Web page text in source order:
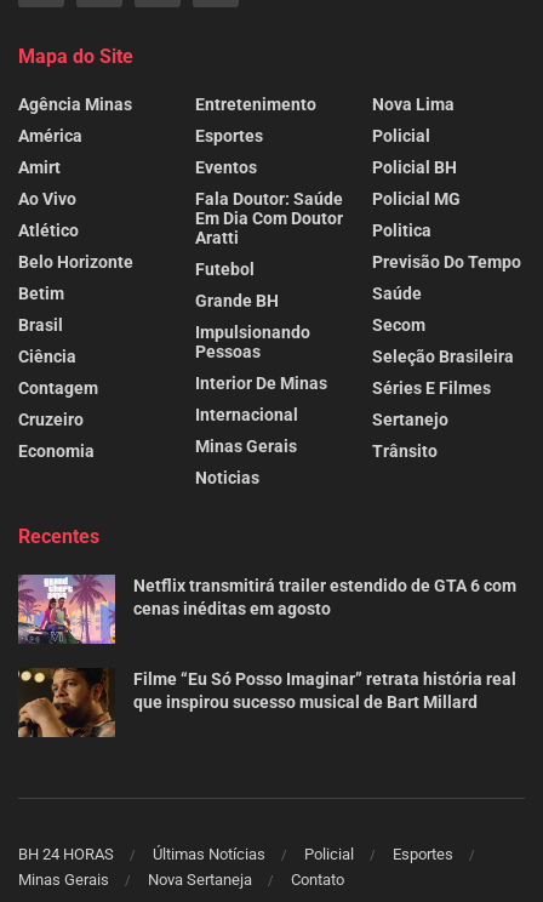
Mapa do Site
Agência Minas
América
Amirt
Ao Vivo
Atlético
Belo Horizonte
Betim
Brasil
Ciência
Contagem
Cruzeiro
Economia
Entretenimento
Esportes
Eventos
Fala Doutor: Saúde
Em Dia Com Doutor
Aratti
Futebol
Grande BH
Impulsionando
Pessoas
Interior De Minas
Internacional
Minas Gerais
Noticias
Nova Lima
Policial
Policial BH
Policial MG
Politica
Previsão Do Tempo
Saúde
Secom
Seleção Brasileira
Séries E Filmes
Sertanejo
Trânsito
Recentes
Netflix transmitirá trailer estendido de GTA 6 com
cenas inéditas em agosto
Filme “Eu Só Posso Imaginar” retrata história real
que inspirou sucesso musical de Bart Millard
BH 24 HORAS Últimas Notícias Policial
Esportes
Minas Gerais
Nova Sertaneja Contato